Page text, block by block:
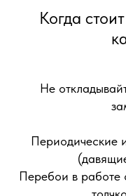
Когда
Не
Периодические
Перебои в